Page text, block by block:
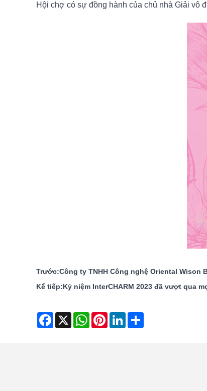
Hội chợ có sự đồng hành của chủ nhà Giải vô
Trước:Công ty TNHH Công nghệ Oriental Wison
Kế tiếp:Kỷ niệm InterCHARM 2023 đã vượt qua
Facebook
X WhatsAppPinterestLinkedIn